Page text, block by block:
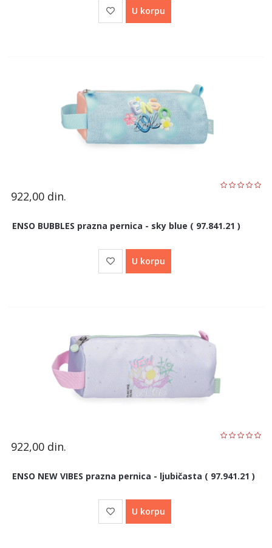
U korpu
922,00 din.
ENSO BUBBLES prazna pernica - sky blue ( 97.841.21 )
U korpu
922,00 din.
ENSO NEW VIBES prazna pernica - ljubičasta ( 97.941.21 )
U korpu